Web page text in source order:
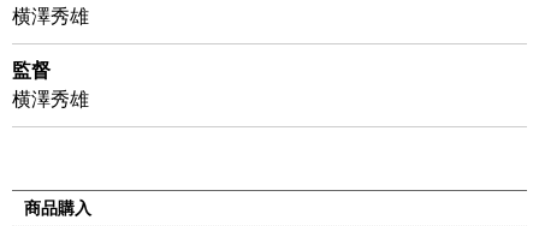
横澤秀雄
監督
横澤秀雄
商品購入